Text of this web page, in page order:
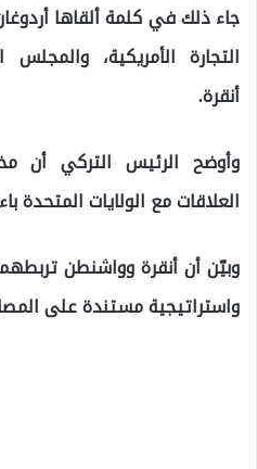
جاء ذلك في كلمة ألقاها
التجارة الأمريكية، والمجلس
أنقرة.
وأوضح الرئيس التركي أن
العلاقات مع الولايات المتحدة
وبيّن أن أنقرة وواشنطن
واستراتيجية مستندة على